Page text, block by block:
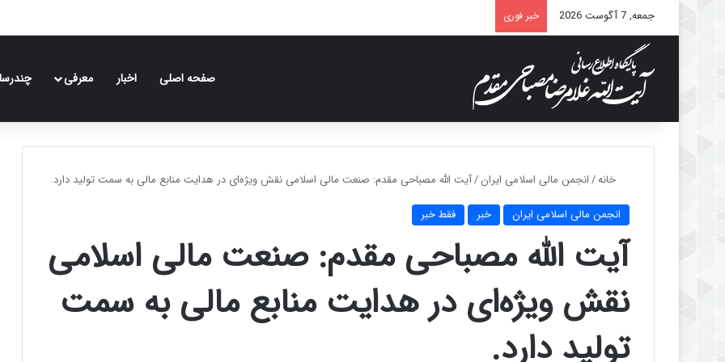
جمعه, 7 آگوست 2026 خبر فوری
صفحه اصلی اخبار معرفی
خانه/انجمن مالی اسلامی ایران/آیت الله مصباحی مقدم: صنعت مالی اسلامی نقش ویژه‌ای در هدایت منابع مالی به سمت تولید دارد.
انجمن مالی اسلامی ایران خبر فقط خبر
آیت الله مصباحی مقدم: صنعت مالی اسلامی
نقش ویژه‌ای در هدایت منابع مالی به سمت
تولید دارد.